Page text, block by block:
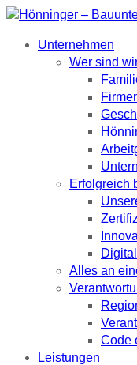
Unternehmen
Wer sind
Erfolgreich
Alles an
Code
Leistungen